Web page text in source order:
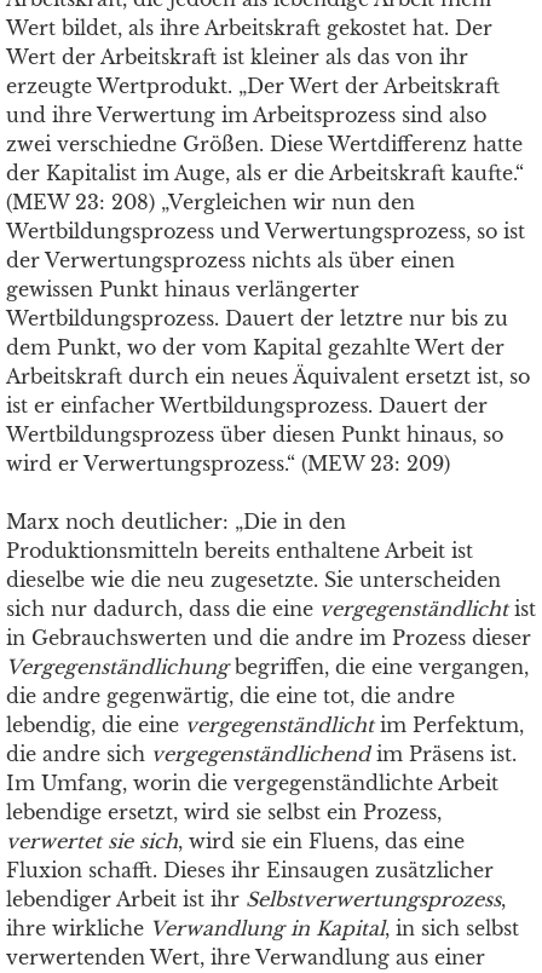
Wert bildet, als ihre Arbeitskraft gekostet hat. Der
Wert der Arbeitskraft ist kleiner als das von ihr
erzeugte Wertprodukt. „Der Wert der Arbeitskraft
und ihre Verwertung im Arbeitsprozess sind also
zwei verschiedne Größen. Diese Wertdifferenz hatte
der Kapitalist im Auge, als er die Arbeitskraft kaufte.“
(MEW 23: 208) „Vergleichen wir nun den
Wertbildungsprozess und Verwertungsprozess, so ist
der Verwertungsprozess nichts als über einen
gewissen Punkt hinaus verlängerter
Wertbildungsprozess. Dauert der letztre nur bis zu
dem Punkt, wo der vom Kapital gezahlte Wert der
Arbeitskraft durch ein neues Äquivalent ersetzt ist, so
ist er einfacher Wertbildungsprozess. Dauert der
Wertbildungsprozess über diesen Punkt hinaus, so
wird er Verwertungsprozess.“ (MEW 23: 209)
Marx noch deutlicher: „Die in den
Produktionsmitteln bereits enthaltene Arbeit ist
dieselbe wie die neu zugesetzte. Sie unterscheiden
sich nur dadurch, dass die eine vergegenständlichtist
in Gebrauchswerten und die andre im Prozess dieser
Vergegenständlichungbegriffen, die eine vergangen,
die andre gegenwärtig, die eine tot, die andre
lebendig, die eine vergegenständlichtim Perfektum,
die andre sich vergegenständlichendim Präsens ist.
Im Umfang, worin die vergegenständlichte Arbeit
lebendige ersetzt, wird sie selbst ein Prozess,
verwertet sie sich, wird sie ein Fluens, das eine
Fluxion schafft. Dieses ihr Einsaugen zusätzlicher
lebendiger Arbeit ist ihr Selbstverwertungsprozess,
ihre wirkliche Verwandlung in Kapital, in sich selbst
verwertenden Wert, ihre Verwandlung aus einer